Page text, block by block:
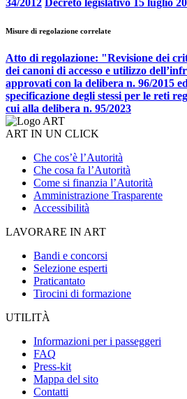
Misure di regolazione correlate
Atto di regolazione: "Revisione dei
dei canoni di accesso e utilizzo
approvati con la delibera n. 96/2015
specificazione degli stessi per le reti
cui alla delibera n. 95/2023
ART IN UN CLICK
Che cos’è l’Autorità
Che cosa fa l’Autorità
Come si finanzia l’Autorità
Amministrazione Trasparente
Accessibilità
LAVORARE IN ART
Bandi e concorsi
Selezione esperti
Praticantato
Tirocini di formazione
UTILITÀ
Informazioni per i passeggeri
FAQ
Press-kit
Mappa del sito
Contatti